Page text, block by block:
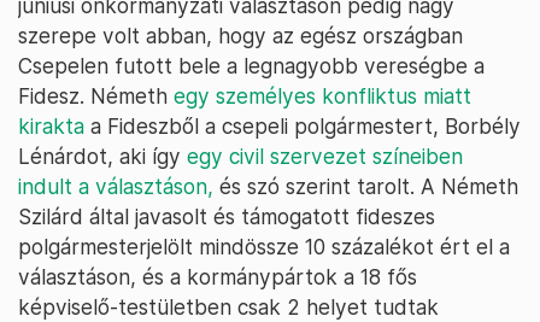
júniusi önkormányzati választáson pedig nagy
szerepe volt abban, hogy az egész országban
Csepelen futott bele a legnagyobb vereségbe a
Fidesz. Németh egy személyes konfliktus miatt
kirakta a Fideszből a csepeli polgármestert, Borbély
Lénárdot, aki így egy civil szervezet színeiben
indult a választáson, és szó szerint tarolt. A Németh
Szilárd által javasolt és támogatott fideszes
polgármesterjelölt mindössze 10 százalékot ért el a
választáson, és a kormánypártok a 18 fős
képviselő-testületben csak 2 helyet tudtak